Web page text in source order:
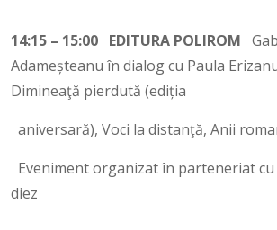
14:15 – 15:00 EDITURA POLIROM
Adameșteanu în dialog cu Paula
Dimineaţă pierdută (ediția
aniversară), Voci la distanţă, Anii
Eveniment organizat în parteneriat cu
diez